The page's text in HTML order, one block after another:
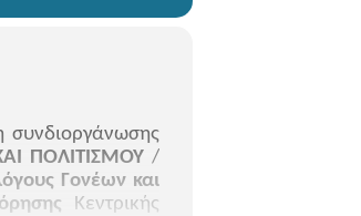
συνδιοργάνωσης
ΠΟΛΙΤΙΣΜΟΥ/
Γονέων και
Κεντρικής